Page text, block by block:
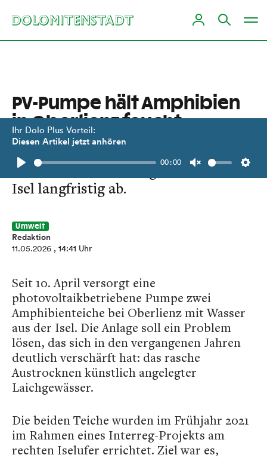
Ihr Dolo Plus Vorteil:
Diesen Artikel jetzt anhören
Play
00:00
Unmute
PV-Pumpe hält Amphibien
in Oberlienz feucht
Neue Technik gleicht Verdunstung
aus und sichert Laichgewässer an der
Isel langfristig ab.
Umwelt
Redaktion
11.05.2026 , 14:41 Uhr
Seit 10. April versorgt eine
photovoltaikbetriebene Pumpe zwei
Amphibienteiche bei Oberlienz mit Wasser
aus der Isel. Die Anlage soll ein Problem
lösen, das sich in den vergangenen Jahren
deutlich verschärft hat: das rasche
Austrocknen künstlich angelegter
Laichgewässer.
Die beiden Teiche wurden im Frühjahr 2021
im Rahmen eines Interreg-Projekts am
rechten Iselufer errichtet. Ziel war es,